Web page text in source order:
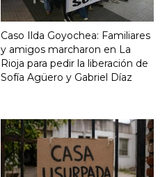
Caso Ilda Goyochea: Familiares
y amigos marcharon en La
Rioja para pedir la liberación de
Sofía Agüero y Gabriel Díaz